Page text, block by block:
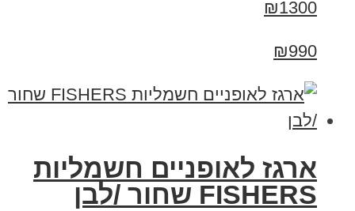
₪1300
₪990
ארגז לאופניים חשמליות
FISHERS שחור /לבן